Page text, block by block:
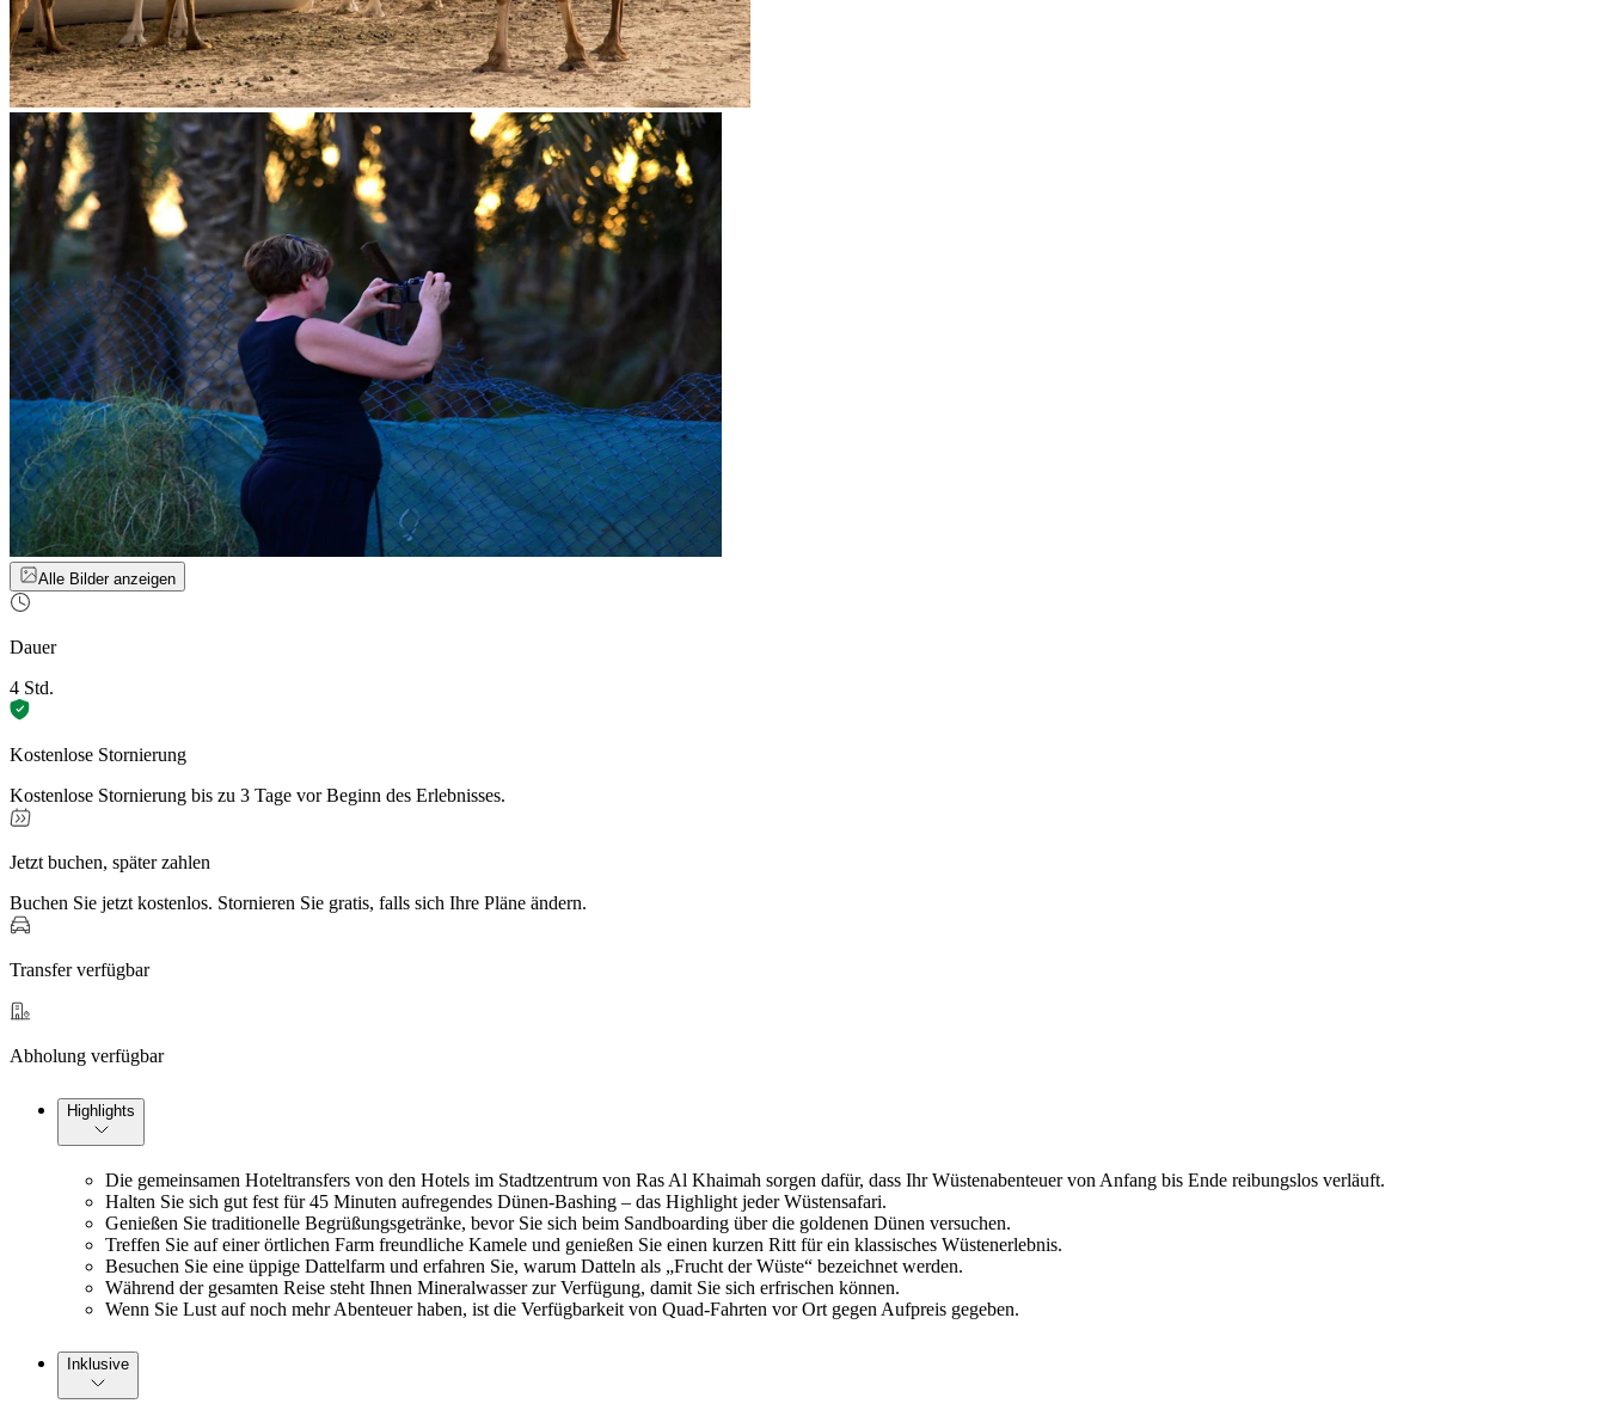
Alle Bilder anzeigen
Dauer
4 Std.
Kostenlose Stornierung
Kostenlose Stornierung bis zu 3 Tage vor Beginn des Erlebnisses.
Jetzt buchen, später zahlen
Buchen Sie jetzt kostenlos. Stornieren Sie gratis, falls sich Ihre Pläne ändern.
Transfer verfügbar
Abholung verfügbar
Highlights
Die gemeinsamen Hoteltransfers von den Hotels im Stadtzentrum von Ras Al Khaimah sorgen dafür, dass Ihr Wüstenabenteuer von Anfang bis Ende reibungslos verläuft.
Halten Sie sich gut fest für 45 Minuten aufregendes Dünen-Bashing – das Highlight jeder Wüstensafari.
Genießen Sie traditionelle Begrüßungsgetränke, bevor Sie sich beim Sandboarding über die goldenen Dünen versuchen.
Treffen Sie auf einer örtlichen Farm freundliche Kamele und genießen Sie einen kurzen Ritt für ein klassisches Wüstenerlebnis.
Besuchen Sie eine üppige Dattelfarm und erfahren Sie, warum Datteln als „Frucht der Wüste“ bezeichnet werden.
Während der gesamten Reise steht Ihnen Mineralwasser zur Verfügung, damit Sie sich erfrischen können.
Wenn Sie Lust auf noch mehr Abenteuer haben, ist die Verfügbarkeit von Quad-Fahrten vor Ort gegen Aufpreis gegeben.
Inklusive